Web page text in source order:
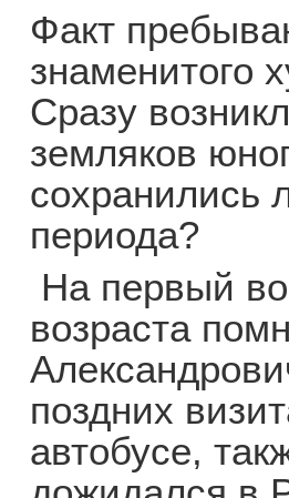
Факт
знаменитого
Сразу
земляков
сохранились
периода?
На первый
возраста
поздних
автобусе,